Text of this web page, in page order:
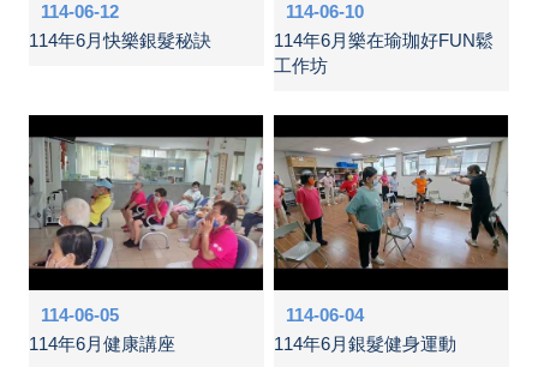
114-06-12
114年6月快樂銀髮秘訣
114-06-10
114年6月樂在瑜珈好FUN鬆
工作坊
114-06-05
114年6月健康講座
114-06-04
114年6月銀髮健身運動